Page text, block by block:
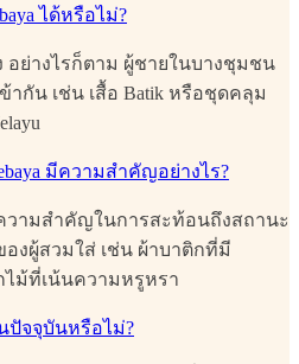
ได้หรือไม่?
อย่างไรก็ตาม ผู้ชายในบางชุมชน
ากัน เช่น เสื้อ Batik หรือชุดคลุม
มีความสำคัญอย่างไร?
วามสำคัญในการสะท้อนถึงสถานะ
งผู้สวมใส่ เช่น ผ้าบาติกที่มี
ไม้ที่เน้นความหรูหรา
ปัจจุบันหรือไม่?